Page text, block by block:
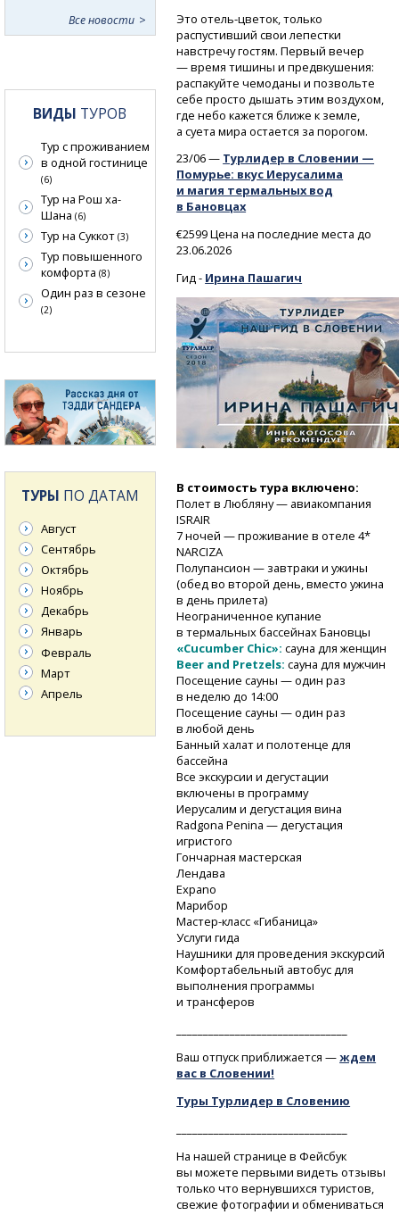
Этоотель-цветок, только
распустивший свои лепестки
навстречу гостям. Первый вечер
— время тишины и предвкушения:
распакуйте чемоданы и позвольте
себе просто дышать этим воздухом,
где небо кажется ближе к земле,
а суета мира остается за порогом.
23/06 — Турлидер в Словении —
Помурье: вкус Иерусалима
и магия термальных вод
в Бановцах
€2599 Цена на последние места до
23.06.2026
Гид - Ирина Пашагич
В стоимость тура включено:
Полет в Любляну — авиакомпания
ISRAIR
7 ночей — проживание в отеле 4*
NARCIZA
Полупансион — завтраки и ужины
(обед во второй день, вместо ужина
в день прилета)
Неограниченное купание
в термальных бассейнах Бановцы
«Cucumber Chic»: сауна для женщин
Beer and Pretzels: сауна для мужчин
Посещение сауны — один раз
в неделю до 14:00
Посещение сауны — один раз
в любой день
Банный халат и полотенце для
бассейна
Все экскурсии и дегустации
включены в программу
Иерусалим и дегустация вина
Radgona Penina — дегустация
игристого
Гончарная мастерская
Лендава
Expano
Марибор
Мастер-класс «Гибаница»
Услуги гида
Наушники для проведения экскурсий
Комфортабельный автобус для
выполнения программы
и трансферов
Ваш отпуск приближается —ждем
вас в Словении!
Туры Турлидер в Словению
На нашей странице в Фейсбук
вы можете первыми видеть отзывы
только что вернувшихся туристов,
свежие фотографии и обмениваться
Все новости
ВИДЫ ТУРОВ
Тур с проживанием
в одной гостинице
(6)
Тур на Рош ха-
Шана (6)
Тур на Суккот (3)
Тур повышенного
комфорта (8)
Один раз в сезоне
(2)
ТУРЫ ПО ДАТАМ
Август
Сентябрь
Октябрь
Ноябрь
Декабрь
Январь
Февраль
Март
Апрель